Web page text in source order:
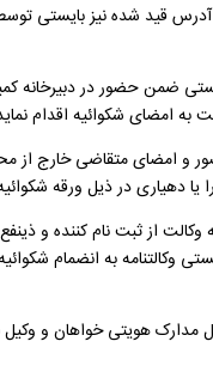
آدرس قید شده نیز بایستی
ضمن حضور در دبیرخانه
امضای شکوائیه اقدام
امضای متقاضی خارج از محل
دهیاری در ذیل ورقه
از ثبت نام کننده و
وکالتنامه به انضمام
مدارک هویتی خواهان و وکیل